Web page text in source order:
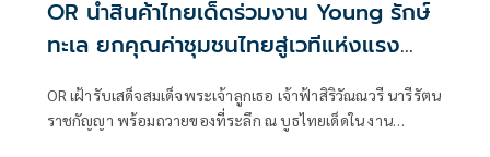
OR นำสินค้าไทยเด็ดร่วมงาน Young รักษ์
ทะเล ยกคุณค่าชุมชนไทยสู่เวทีแห่งแรง
OR เฝ้ารับเสด็จสมเด็จพระเจ้าลูกเธอ เจ้าฟ้าสิริวัณณวรี นารีรัตน
ราชกัญญา พร้อมถวายของที่ระลึก ณ บูธไทยเด็ดใน งาน